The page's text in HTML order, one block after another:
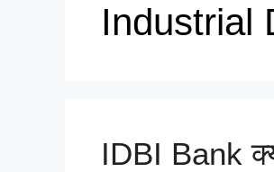
Industrial
IDBI Bank